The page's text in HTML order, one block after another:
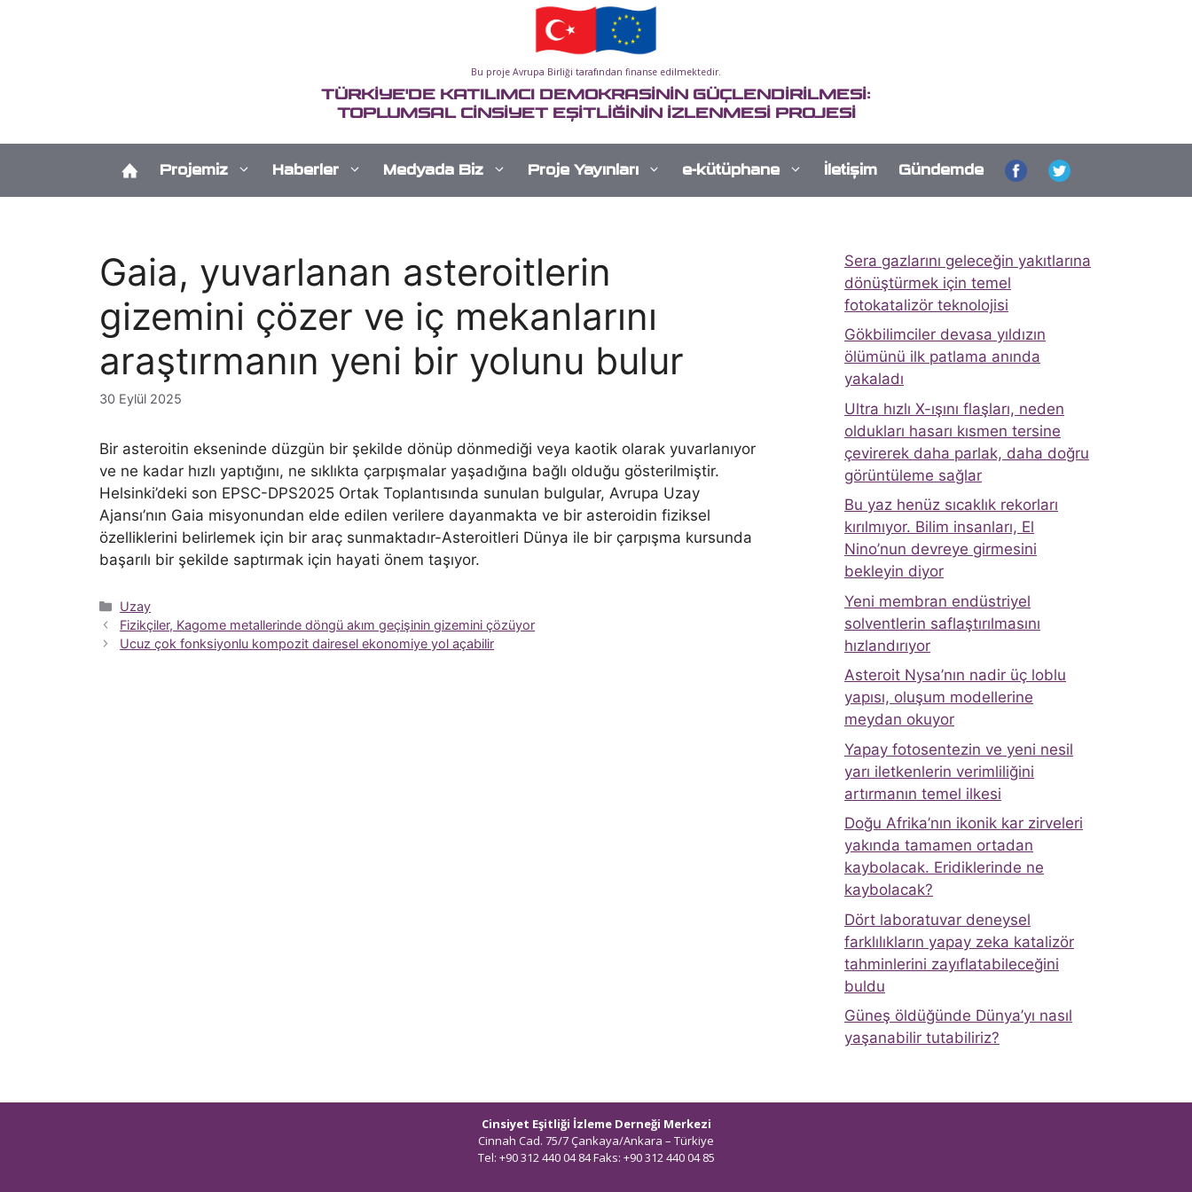
Bu proje Avrupa Birliği tarafından finanse edilmektedir.
TÜRKİYE'DE KATILIMCI DEMOKRASİNİN GÜÇLENDİRİLMESİ:
TOPLUMSAL CİNSİYET EŞİTLİĞİNİN İZLENMESİ PROJESİ
Projemiz Haberler Medyada Biz Proje Yayınları e-kütüphane İletişim Gündemde
Gaia, yuvarlanan asteroitlerin
gizemini çözer ve iç mekanlarını
araştırmanın yeni bir yolunu bulur
30 Eylül 2025
Bir asteroitin ekseninde düzgün bir şekilde dönüp dönmediği veya kaotik olarak yuvarlanıyor
ve ne kadar hızlı yaptığını, ne sıklıkta çarpışmalar yaşadığına bağlı olduğu gösterilmiştir.
Helsinki’deki son EPSC-DPS2025 Ortak Toplantısında sunulan bulgular, Avrupa Uzay
Ajansı’nın Gaia misyonundan elde edilen verilere dayanmakta ve bir asteroidin fiziksel
özelliklerini belirlemek için bir araç sunmaktadır-Asteroitleri Dünya ile bir çarpışma kursunda
başarılı bir şekilde saptırmak için hayati önem taşıyor.
Kategoriler
Uzay
Fizikçiler, Kagome metallerinde döngü akım geçişinin gizemini çözüyor
Ucuz çok fonksiyonlu kompozit dairesel ekonomiye yol açabilir
Sera gazlarını geleceğin yakıtlarına
dönüştürmek için temel
fotokatalizör teknolojisi
Gökbilimciler devasa yıldızın
ölümünü ilk patlama anında
yakaladı
Ultra hızlı X-ışını flaşları, neden
oldukları hasarı kısmen tersine
çevirerek daha parlak, daha doğru
görüntüleme sağlar
Bu yaz henüz sıcaklık rekorları
kırılmıyor. Bilim insanları, El
Nino’nun devreye girmesini
bekleyin diyor
Yeni membran endüstriyel
solventlerin saflaştırılmasını
hızlandırıyor
Asteroit Nysa’nın nadir üç loblu
yapısı, oluşum modellerine
meydan okuyor
Yapay fotosentezin ve yeni nesil
yarı iletkenlerin verimliliğini
artırmanın temel ilkesi
Doğu Afrika’nın ikonik kar zirveleri
yakında tamamen ortadan
kaybolacak. Eridiklerinde ne
kaybolacak?
Dört laboratuvar deneysel
farklılıkların yapay zeka katalizör
tahminlerini zayıflatabileceğini
buldu
Güneş öldüğünde Dünya’yı nasıl
yaşanabilir tutabiliriz?
Cinsiyet Eşitliği İzleme Derneği Merkezi
Cinnah Cad. 75/7 Çankaya/Ankara – Türkiye
Tel: +90 312 440 04 84 Faks: +90 312 440 04 85